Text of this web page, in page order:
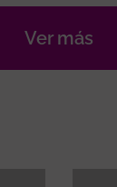
Ver más